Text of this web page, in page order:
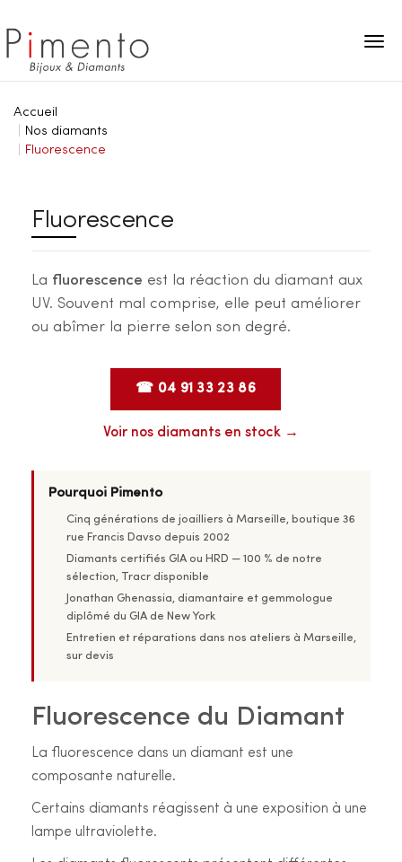
Accueil
Nos diamants
Fluorescence
Fluorescence
La fluorescence est la réaction du diamant aux
UV. Souvent mal comprise, elle peut améliorer
ou abîmer la pierre selon son degré.
☎ 04 91 33 23 86
Voir nos diamants en stock →
Pourquoi Pimento
Cinq générations de joailliers à Marseille, boutique 36
rue Francis Davso depuis 2002
Diamants certifiés GIA ou HRD — 100 % de notre
sélection, Tracr disponible
Jonathan Ghenassia, diamantaire et gemmologue
diplômé du GIA de New York
Entretien et réparations dans nos ateliers à Marseille,
sur devis
Fluorescence du Diamant
La fluorescence dans un diamant est une
composante naturelle.
Certains diamants réagissent à une exposition à une
lampe ultraviolette.